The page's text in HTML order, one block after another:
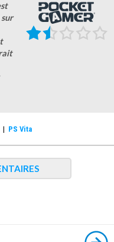
| PS Vita